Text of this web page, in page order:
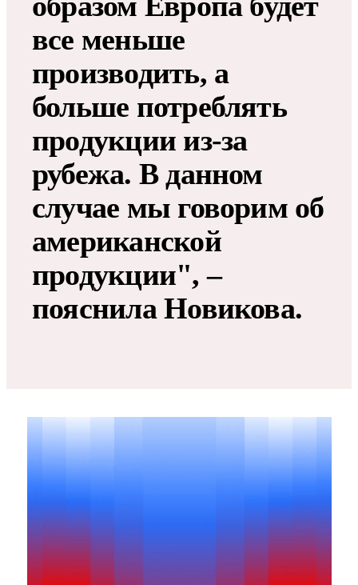
все меньше
производить, а
больше потреблять
продукции из-за
рубежа. В данном
случае мы говорим об
американской
продукции", –
пояснила Новикова.